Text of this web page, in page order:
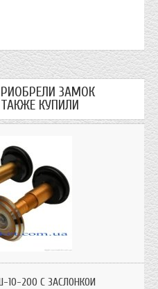
ЗАМОК
КУПИЛИ
10-200 С ЗАСЛОНКОЙ